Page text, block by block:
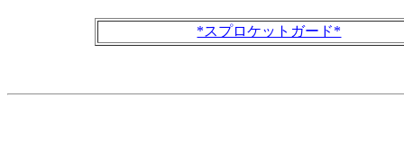
*スプロケットガード*